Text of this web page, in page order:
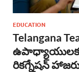
EDUCATION
Telangana
ఉపాధ్యాయులకు
రికగ్నేషన్